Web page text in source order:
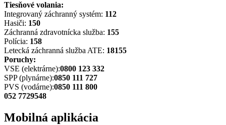
Tiesňové volania:
Integrovaný záchranný systém: 112
Hasiči: 150
Záchranná zdravotnícka služba: 155
Polícia: 158
Letecká záchranná služba ATE: 18155
Poruchy:
VSE (elektrárne):0800 123 332
SPP (plynárne):0850 111 727
PVS (vodárne):0850 111 800
052 7729548
Mobilná aplikácia